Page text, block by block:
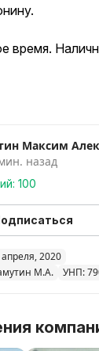
время.
Максим
назад
100
2020
М.А.
УНП: